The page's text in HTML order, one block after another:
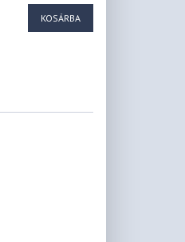
KOSÁRBA